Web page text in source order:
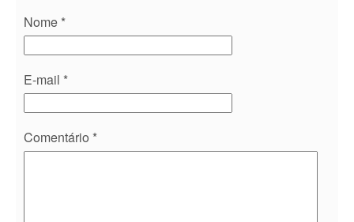
Nome *
E-mail *
Comentário *